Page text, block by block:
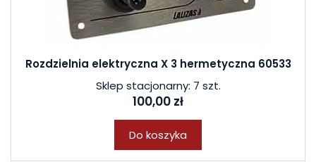
Rozdzielnia elektryczna X 3 hermetyczna 60533
Sklep stacjonarny: 7 szt.
100,00 zł
Do koszyka